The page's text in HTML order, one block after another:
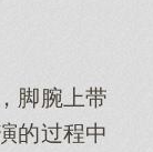
脚腕上带
的过程中